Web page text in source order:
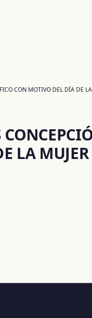
CON MOTIVO DEL DÍA DE
LA MUJER